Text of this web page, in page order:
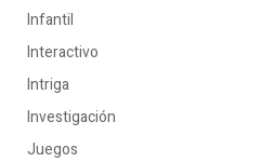
Infantil
Interactivo
Intriga
Investigación
Juegos